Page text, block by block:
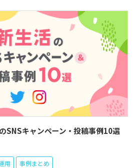
SNSキャンペーン・投稿事例10選
用 事例まとめ